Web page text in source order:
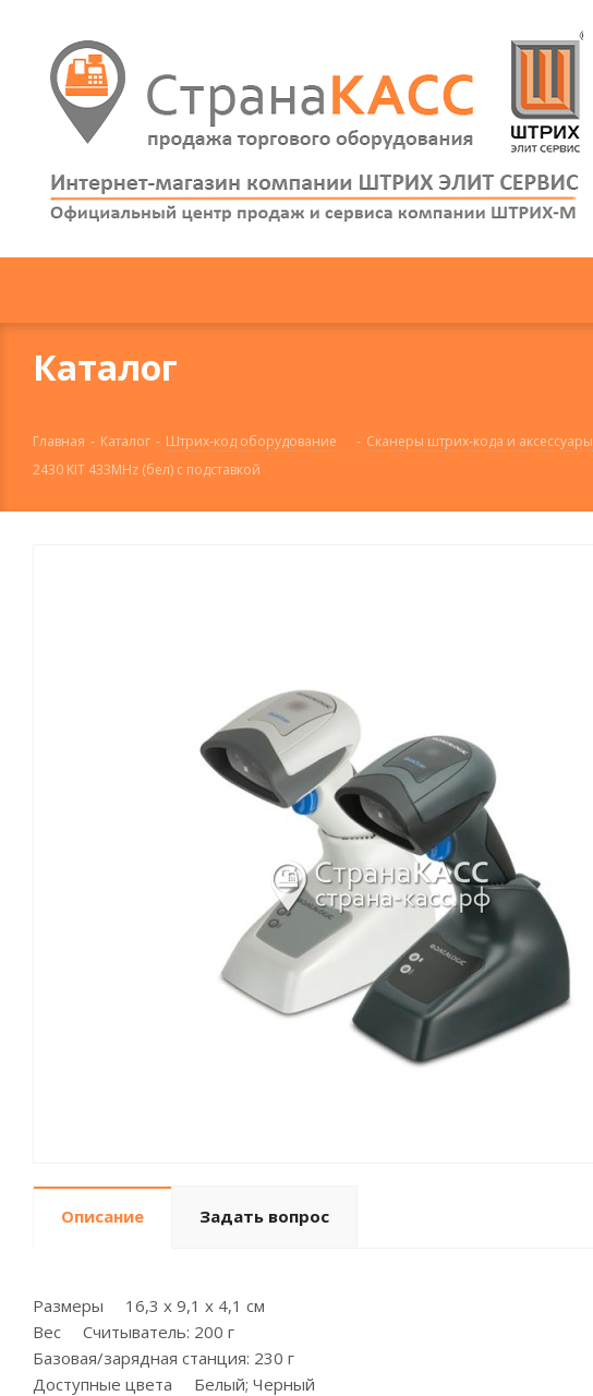
Каталог
Главная - Каталог - Штрих-код оборудование - Сканеры штрих-кода и аксессуары
2430 KIT 433MHz (бел) с подставкой
Описание Задать вопрос
Размеры 16,3 x 9,1 x 4,1 см
Вес Считыватель: 200 г
Базовая/зарядная станция: 230 г
Доступные цвета Белый; Черный